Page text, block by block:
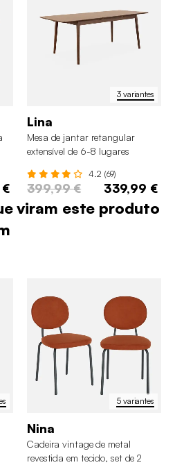
3 variantes
Lina
Mesa de jantar retangular
extensível de 6-8 lugares
4.2 (69)
399,99 € 339,99 €
viram este produto
5 variantes
Nina
Cadeira vintage de metal
revestida em tecido, set de 2